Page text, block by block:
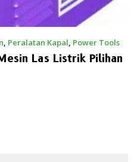
, Peralatan Kapal, Power Tools
Las Listrik Pilihan